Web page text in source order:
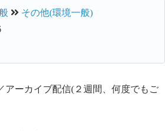
その他(環境一般)
アーカイブ配信(２週間、何度でもご